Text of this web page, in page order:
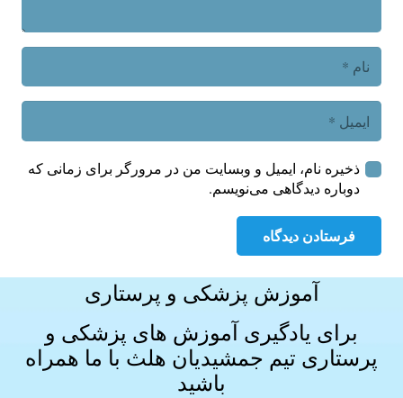
ذخیره نام، ایمیل و وبسایت من در مرورگر برای زمانی که
دوباره دیدگاهی می‌نویسم.
فرستادن دیدگاه
آموزش پزشکی و پرستاری
برای یادگیری آموزش های پزشکی و
پرستاری تیم جمشیدیان هلث با ما همراه
باشید